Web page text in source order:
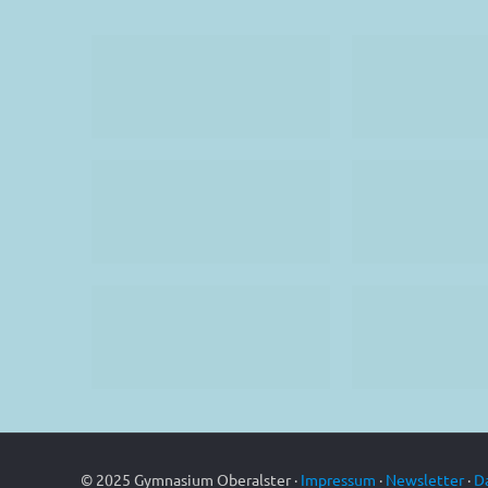
© 2025 Gymnasium Oberalster · Impressum · Newsletter·